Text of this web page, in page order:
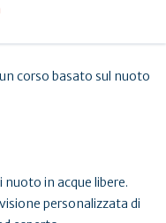
corso basato sul nuoto
nuoto in acque libere.
personalizzata di